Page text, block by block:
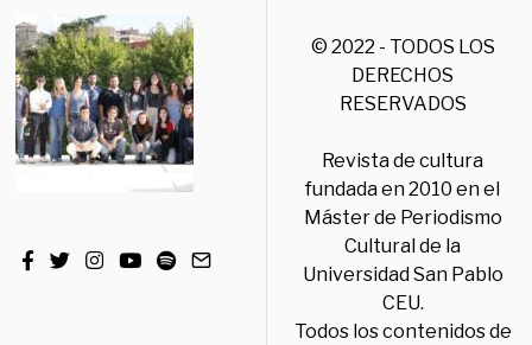
© 2022 - TODOS LOS
DERECHOS
RESERVADOS
Revista de cultura
fundada en 2010 en el
Máster de Periodismo
Cultural de la
Universidad San Pablo
CEU.
Todos los contenidos de